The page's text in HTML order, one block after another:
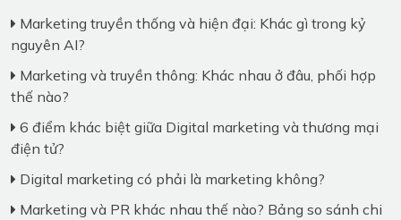
Marketing truyền thống và hiện đại: Khác gì trong kỷ
nguyên AI?
Marketing và truyền thông: Khác nhau ở đâu, phối hợp
thế nào?
6 điểm khác biệt giữa Digital marketing và thương mại
điện tử?
Digital marketing có phải là marketing không?
Marketing và PR khác nhau thế nào? Bảng so sánh chi